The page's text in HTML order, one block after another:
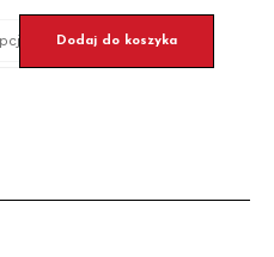
Dodaj do koszyka